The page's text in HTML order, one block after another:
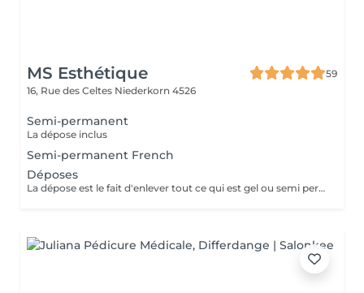
MS Esthétique
59
16, Rue des Celtes Niederkorn 4526
Semi-permanent
La dépose inclus
Semi-permanent French
Déposes
La dépose est le fait d'enlever tout ce qui est gel ou semi permanent de la plaque unguéal et ainsi laisser l'ongle a son etat naturel.